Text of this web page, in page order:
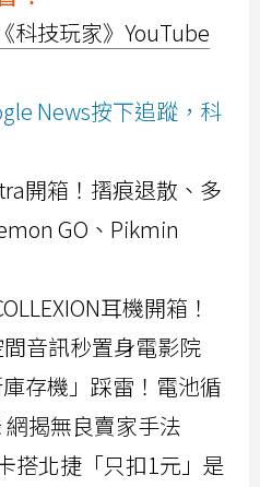
科技玩家》YouTube
News按下追蹤，科
開箱！摺痕退散、多
GO、Pikmin
耳機開箱！
音訊秒置身電影院
存機」踩雷！電池循
揭無良賣家手法
搭北捷「只扣1元」是